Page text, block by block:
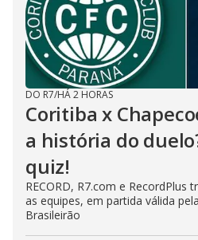
DO R7/HÁ 2 HORAS
Coritiba x
a história do
quiz!
RECORD, R7.com e RecordPlus
as equipes, em partida válida
Brasileirão